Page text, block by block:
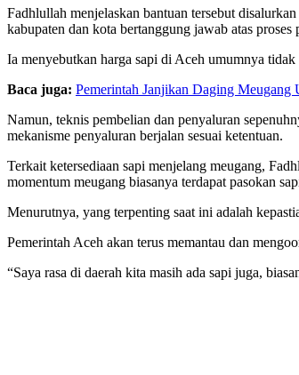
Fadhlullah menjelaskan bantuan tersebut
kabupaten dan kota bertanggung jawab atas
Ia menyebutkan harga sapi di Aceh umumnya
Baca juga: Pemerintah Janjikan Daging
Namun, teknis pembelian dan penyaluran
mekanisme penyaluran berjalan sesuai ketentuan.
Terkait ketersediaan sapi menjelang meugang,
momentum meugang biasanya terdapat pasokan
Menurutnya, yang terpenting saat ini adalah
Pemerintah Aceh akan terus memantau dan
“Saya rasa di daerah kita masih ada sapi juga,